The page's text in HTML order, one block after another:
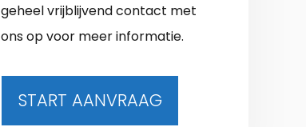
geheel vrijblijvend contact met
ons op voor meer informatie.
START AANVRAAG